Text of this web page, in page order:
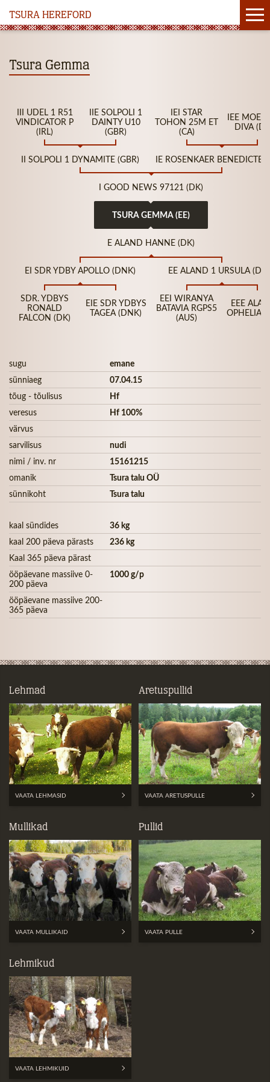
TSURA HEREFORD
Tsura Gemma
III UDEL 1 R51
VINDICATOR P
(IRL)
IIE SOLPOLI 1
DAINTY U10
(GBR)
IEI STAR
TOHON 25M ET
(CA)
IEE
DIVA
II SOLPOLI 1 DYNAMITE (GBR) IE ROSENKAER BENEDICTE
I GOOD NEWS 97121 (DK)
TSURA GEMMA (EE)
E ALAND HANNE (DK)
EI SDR YDBY APOLLO (DNK) EE ALAND 1 URSULA
SDR. YDBYS
RONALD
FALCON (DK)
EIE SDR YDBYS
TAGEA (DNK)
EEI WIRANYA
BATAVIA RGPS5
(AUS)
EEE
OPHELIA
sugu
emane
sünniaeg
07.04.15
tõug - tõulisus
Hf
veresus
Hf 100%
värvus
sarvilisus
nudi
nimi / inv. nr
15161215
omanik
Tsura talu OÜ
sünnikoht
Tsura talu
kaal sündides
36 kg
kaal 200 päeva pärasts
236 kg
Kaal 365 päeva pärast
ööpäevane massiive 0-
200 päeva
1000 g/p
ööpäevane massiive 200-
365 päeva
Lehmad
VAATA LEHMASID
Aretuspullid
VAATA ARETUSPULLE
Mullikad
VAATA MULLIKAID
Pullid
VAATA PULLE
Lehmikud
VAATA LEHMIKUID